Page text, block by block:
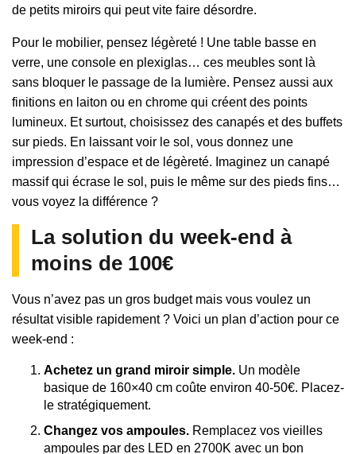
de petits miroirs qui peut vite faire désordre.
Pour le mobilier, pensez légèreté ! Une table basse en
verre, une console en plexiglas… ces meubles sont là
sans bloquer le passage de la lumière. Pensez aussi aux
finitions en laiton ou en chrome qui créent des points
lumineux. Et surtout, choisissez des canapés et des buffets
sur pieds. En laissant voir le sol, vous donnez une
impression d’espace et de légèreté. Imaginez un canapé
massif qui écrase le sol, puis le même sur des pieds fins…
vous voyez la différence ?
La solution du week-end à
moins de 100€
Vous n’avez pas un gros budget mais vous voulez un
résultat visible rapidement ? Voici un plan d’action pour ce
week-end :
Achetez un grand miroir simple. Un modèle
basique de 160×40 cm coûte environ 40-50€. Placez-
le stratégiquement.
Changez vos ampoules. Remplacez vos vieilles
ampoules par des LED en 2700K avec un bon